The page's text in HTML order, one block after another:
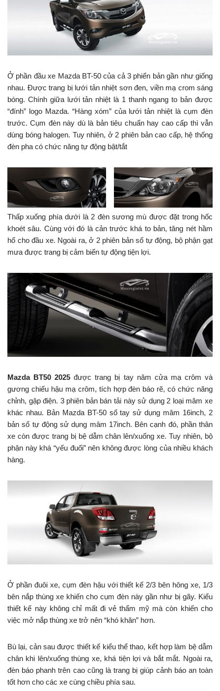
Ở phần đầu xe Mazda BT-50 của cả 3 phiển bản gần như giống
nhau. Được trang bị lưới tản nhiệt sơn đen, viền mạ crom sáng
bóng. Chính giữa lưới tản nhiệt là 1 thanh ngang to bản được
“đính” logo Mazda. “Hàng xóm” của lưới tản nhiệt là cụm đèn
trước. Cụm đèn này dù là bản tiêu chuẩn hay cao cấp thì vẫn
dùng bóng halogen. Tuy nhiên, ở 2 phiên bản cao cấp, hệ thống
đèn pha có chức năng tự động bật/tắt
Thấp xuống phía dưới là 2 đèn sương mù được đặt trong hốc
khoét sâu. Cùng với đó là cản trước khá to bản, tăng nét hầm
hố cho đầu xe. Ngoài ra, ở 2 phiên bản số tự động, bộ phận gạt
mưa được trang bị cảm biến tự động tiện lợi.
Mazda BT50 2025 được trang bị tay năm cửa mạ crôm và
gương chiếu hậu mạ crôm, tích hợp đèn báo rẽ, có chức năng
chỉnh, gập điện. 3 phiên bản bán tải này sử dụng 2 loại mâm xe
khác nhau. Bản Mazda BT-50 số tay sử dụng mâm 16inch, 2
bản số tự động sử dụng mâm 17inch. Bên cạnh đó, phần thân
xe còn được trang bị bệ dẫm chân lên/xuống xe. Tuy nhiên, bộ
phận này khá “yếu đuối” nên không được lòng của nhiều khách
hàng.
Ở phần đuôi xe, cụm đèn hậu với thiết kế 2/3 bên hông xe, 1/3
bên nắp thùng xe khiến cho cụm đèn này gần như bị gãy. Kiểu
thiết kế này không chỉ mất đi vẻ thẩm mỹ mà còn khiến cho
việc mở nắp thùng xe trở nên “khó khăn” hơn.
Bù lại, cản sau được thiết kế kiểu thể thao, kết hợp làm bệ dẫm
chân khi lên/xuống thùng xe, khá tiện lợi và bắt mắt. Ngoài ra,
đèn báo phanh trên cao cũng là trang bị giúp cảnh báo an toàn
tốt hơn cho các xe cùng chiều phía sau.